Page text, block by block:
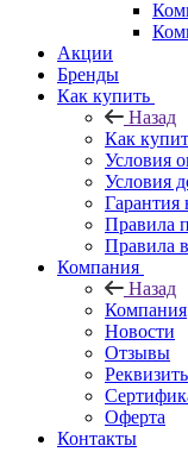
Акции
Бренды
Как купить
Назад
Как
Условия
Условия
Гарантия
Правила
Правила
Компания
Назад
Компания
Новости
Отзывы
Оферта
Контакты